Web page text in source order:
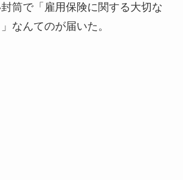
筒で「 雇用保険に関する大切な
」なんてのが届いた。